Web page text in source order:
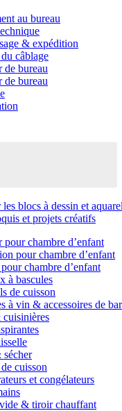
au bureau
& expédition
câblage
bureau
bureau
les blocs à dessin et
et projets créatifs
chambre d’enfant
pour chambre d’enfant
chambre d’enfant
à bascules
de cuisson
à vin & accessoires de bar
cuisson
et congélateurs
& tiroir chauffant